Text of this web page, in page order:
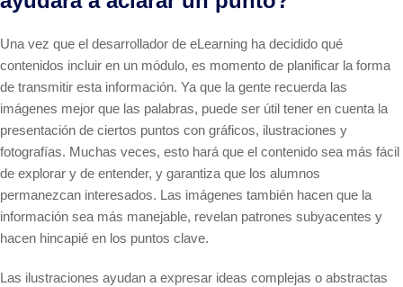
Una vez que el desarrollador de eLearning ha decidido qué
contenidos incluir en un módulo, es momento de planificar la forma
de transmitir esta información. Ya que la gente recuerda las
imágenes mejor que las palabras, puede ser útil tener en cuenta la
presentación de ciertos puntos con gráficos, ilustraciones y
fotografías. Muchas veces, esto hará que el contenido sea más fácil
de explorar y de entender, y garantiza que los alumnos
permanezcan interesados. Las imágenes también hacen que la
información sea más manejable, revelan patrones subyacentes y
hacen hincapié en los puntos clave.
Las ilustraciones ayudan a expresar ideas complejas o abstractas